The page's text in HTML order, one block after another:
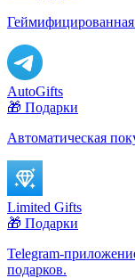
Геймифицированная
AutoGifts
🎁 Подарки
Автоматическая
Limited Gifts
🎁 Подарки
Telegram-
подарков.